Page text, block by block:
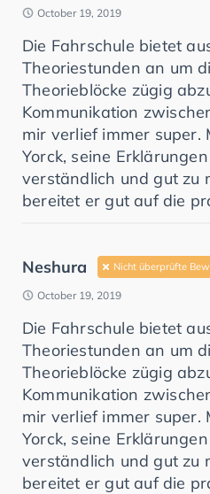
October 19, 2019
Die Fahrschule bietet
Theoriestunden an um
Theorieblöcke zügig
Kommunikation
mir verlief immer super.
Yorck, seine
verständlich und gut zu
bereitet er gut auf die
Neshura Nicht überprüfte
October 19, 2019
Die Fahrschule bietet
Theoriestunden an um
Theorieblöcke zügig
Kommunikation
mir verlief immer super.
Yorck, seine
verständlich und gut zu
bereitet er gut auf die